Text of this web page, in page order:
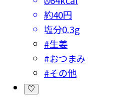
約40円
塩分0.3g
#生姜
#おつまみ
#その他